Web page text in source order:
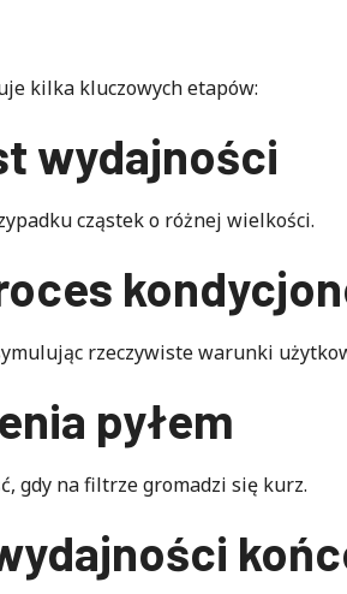
kilka kluczowych etapów:
wydajności
cząstek o różnej wielkości.
rzeczywiste warunki
pyłem
gdy na filtrze gromadzi się kurz.